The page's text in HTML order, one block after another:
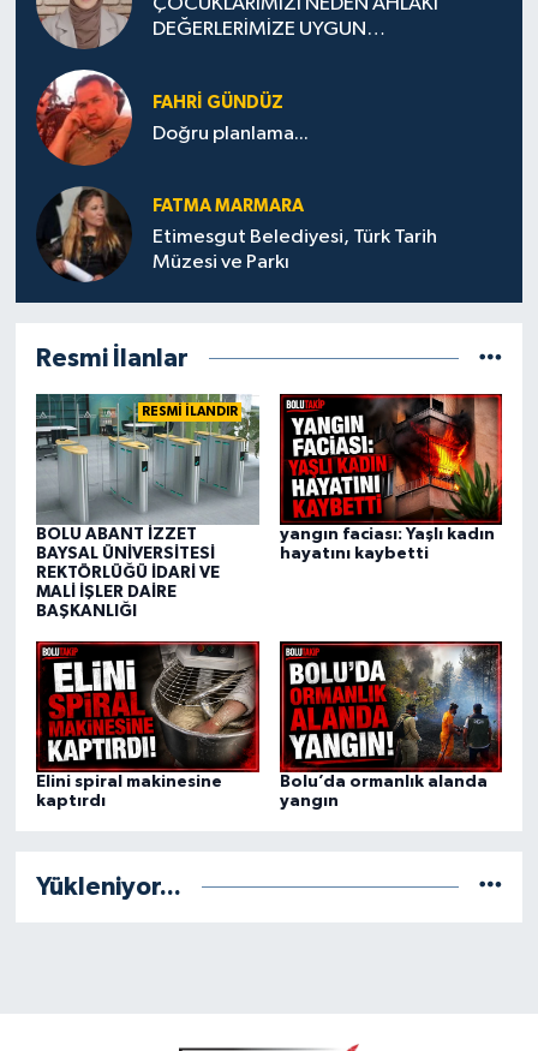
ÇOCUKLARIMIZI NEDEN AHLAKİ
DEĞERLERİMİZE UYGUN
FAHRI GÜNDÜZ
Doğru planlama...
FATMA MARMARA
Etimesgut Belediyesi, Türk Tarih
Müzesi ve Parkı
Resmi İlanlar
RESMİ İLANDIR
BOLU ABANT İZZET
BAYSAL ÜNİVERSİTESİ
REKTÖRLÜĞÜ İDARİ VE
MALİ İŞLER DAİRE
BAŞKANLIĞI
yangın faciası: Yaşlı kadın
hayatını kaybetti
Elini spiral makinesine
kaptırdı
Bolu’da ormanlık alanda
yangın
Yükleniyor...